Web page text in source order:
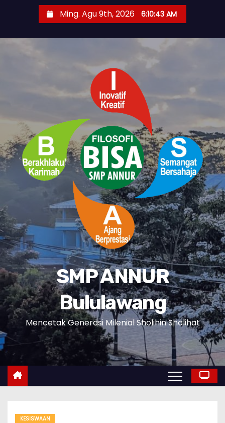
n
e
n
Ming. Agu 9th, 2026 6:10:43 AM
SMP ANNUR
Bululawang
Mencetak Generasi Milenial Sholihin Sholihat
KESISWAAN